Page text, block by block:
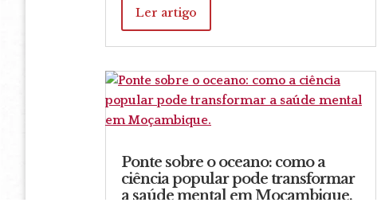
Ler artigo
Ponte sobre o oceano: como a
ciência popular pode transformar
a saúde mental em Moçambique.